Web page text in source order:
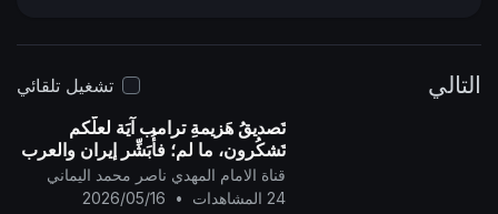
التالي
تشغيل تلقائي
تَصديقُ هَزيمةِ ترامب آيَة لعلَّكم
تَشكُرون، ما لم؛ فأُبَشِّر إيران والعرب
وجميع شعوب البشر بِشَرِّ هلاكٍ
وعذابِ مُرور كوكب العذاب سَقَر..
قناة الامام المهدي ناصر محمد اليماني
24 المشاهدات
•
2026/05/16